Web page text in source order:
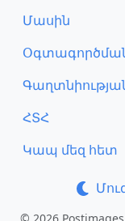
Մասին
ՀՏՀ
Կապ մեզ հետ